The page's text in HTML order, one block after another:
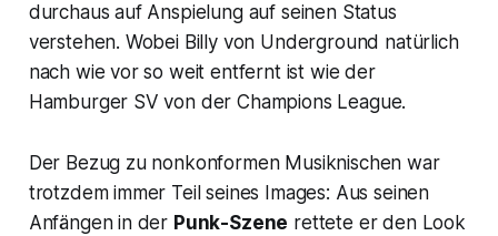
durchaus auf Anspielung auf seinen Status
verstehen. Wobei Billy von Underground natürlich
nach wie vor so weit entfernt ist wie der
Hamburger SV von der Champions League.
Der Bezug zu nonkonformen Musiknischen war
trotzdem immer Teil seines Images: Aus seinen
Anfängen in der Punk-Szene rettete er den Look